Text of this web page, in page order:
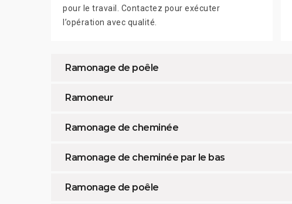
pour le travail. Contactez pour exécuter
l’opération avec qualité.
Ramonage de poêle
Ramoneur
Ramonage de cheminée
Ramonage de cheminée par le bas
Ramonage de poêle